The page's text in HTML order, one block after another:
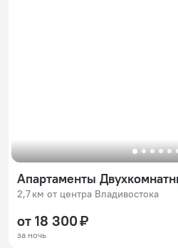
2,7 км от центра Владивостока
от 18 300 ₽
за ночь